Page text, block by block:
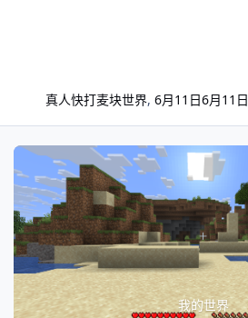
真人快打麦块世界,6月11日6月11日
我的世界